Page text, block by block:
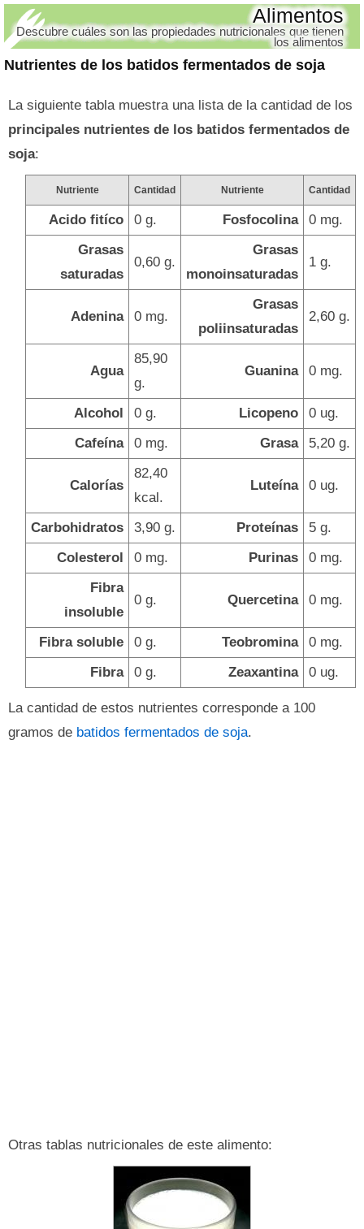
Nutrientes de los batidos fermentados de soja
Alimentos
Descubre cuáles son las propiedades nutricionales que tienen
los alimentos
La siguiente tabla muestra una lista de la cantidad de los
principales nutrientes de los batidos fermentados de
soja:
Nutriente Cantidad Nutriente Cantidad
Acido fitíco 0 g. Fosfocolina
0 mg.
Grasas
saturadas
0,60 g.
Grasas
monoinsaturadas
1 g.
Adenina 0 mg.
Grasas
poliinsaturadas
2,60 g.
Agua
85,90
g.
Guanina 0 mg.
Alcohol 0 g. Licopeno
0 ug.
Cafeína
0 mg. Grasa 5,20 g.
Calorías
82,40
kcal.
Luteína 0 ug.
Carbohidratos 3,90 g. Proteínas
5 g.
Colesterol
0 mg. Purinas
0 mg.
Fibra
insoluble
0 g. Quercetina 0 mg.
Fibra soluble 0 g. Teobromina
0 mg.
Fibra
0 g. Zeaxantina 0 ug.
La cantidad de estos nutrientes corresponde a 100
gramos de batidos fermentados de soja.
Otras tablas nutricionales de este alimento: